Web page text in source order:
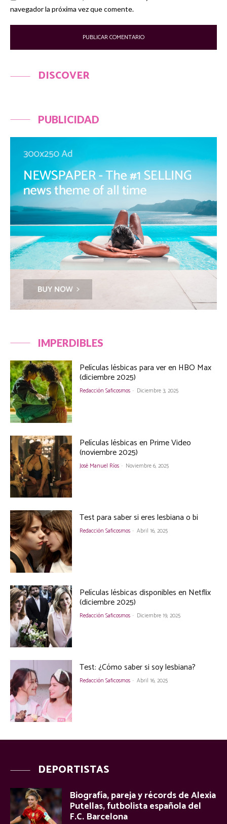
navegador la próxima vez que comente.
DISCOVER
PUBLICIDAD
IMPERDIBLES
Películas lésbicas para ver en HBO Max
(diciembre 2025)
Redacción Saficosmos - Diciembre 3, 2025
Películas lésbicas en Prime Video
(noviembre 2025)
José Manuel Ríos - Noviembre 6, 2025
Test para saber si eres lesbiana o bi
Redacción Saficosmos - Abril 16, 2025
Películas lésbicas disponibles en Netflix
(diciembre 2025)
Redacción Saficosmos - Diciembre 19, 2025
Test: ¿Cómo saber si soy lesbiana?
Redacción Saficosmos - Abril 16, 2025
DEPORTISTAS
Biografía, pareja y récords de Alexia
Putellas, futbolista española del
F.C. Barcelona